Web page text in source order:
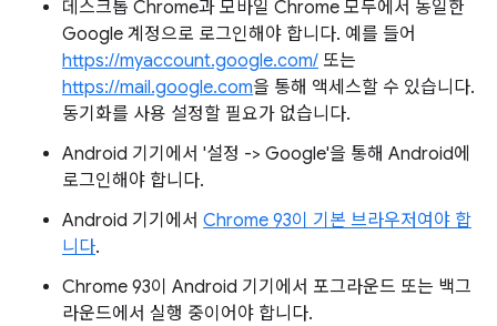
데스크톱 Chrome과 모바일 Chrome 모두에서 동일한
Google 계정으로 로그인해야 합니다. 예를 들어
https://myaccount.google.com/ 또는
https://mail.google.com을 통해 액세스할 수 있습니다.
동기화를 사용 설정할 필요가 없습니다.
Android 기기에서 '설정 -> Google'을 통해 Android에
로그인해야 합니다.
Android 기기에서 Chrome 93이 기본 브라우저여야 합
니다.
Chrome 93이 Android 기기에서 포그라운드 또는 백그
라운드에서 실행 중이어야 합니다.